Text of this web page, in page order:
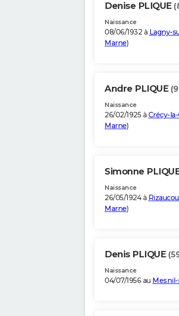
Denise PLIQUE
Naissance
08/06/1932 à Lagny-
Marne)
Andre PLIQUE
Naissance
26/02/1925 à Crécy-
Marne)
Simonne
Naissance
26/05/1924 à
Marne)
Denis PLIQUE
Naissance
04/07/1956 au